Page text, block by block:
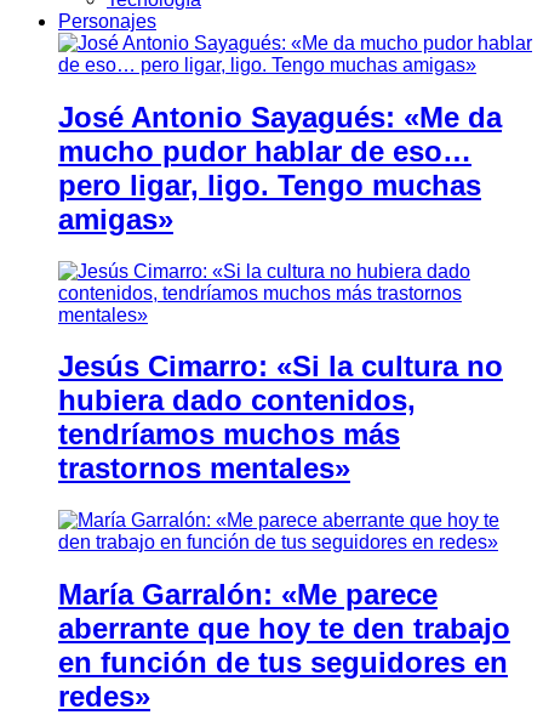
Personajes
José Antonio Sayagués: «Me da
mucho pudor hablar de eso…
pero ligar, ligo. Tengo muchas
amigas»
Jesús Cimarro: «Si la cultura no
hubiera dado contenidos,
tendríamos muchos más
trastornos mentales»
María Garralón: «Me parece
aberrante que hoy te den trabajo
en función de tus seguidores en
redes»